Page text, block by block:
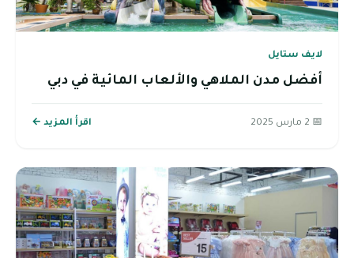
لايف ستايل
أفضل مدن الملاهي والألعاب المائية في دبي
📅 2 مارس 2025 اقرأ المزيد ←